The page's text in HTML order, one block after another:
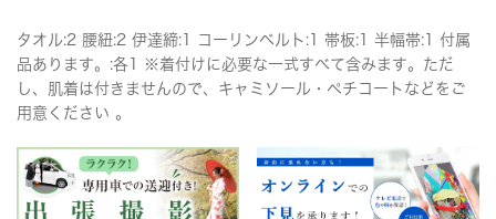
タオル:2 腰紐:2 伊達締:1 コーリンベルト:1 帯板:1 半幅帯:1 付属
品あります。:各1 ※着付けに必要な一式すべて含みます。ただ
し、肌着は付きませんので、キャミソール・ペチコートなどをご
用意ください 。